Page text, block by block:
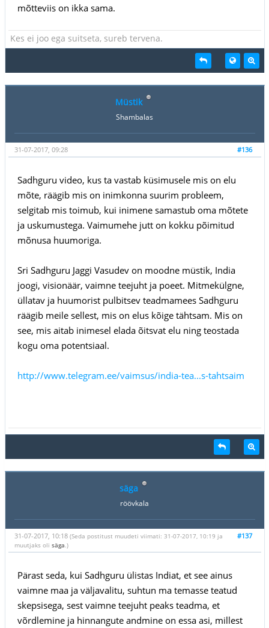
mõtteviis on ikka sama.
Kes ei joo ega suitseta, sureb tervena.
Müstik
Shambalas
#136
31-07-2017, 09:28
Sadhguru video, kus ta vastab küsimusele mis on elu
mõte, räägib mis on inimkonna suurim probleem,
selgitab mis toimub, kui inimene samastub oma mõtete
ja uskumustega. Vaimumehe jutt on kokku põimitud
mõnusa huumoriga.
Sri Sadhguru Jaggi Vasudev on moodne müstik, India
joogi, visionäär, vaimne teejuht ja poeet. Mitmekülgne,
üllatav ja huumorist pulbitsev teadmamees Sadhguru
räägib meile sellest, mis on elus kõige tähtsam. Mis on
see, mis aitab inimesel elada õitsvat elu ning teostada
kogu oma potentsiaal.
http://www.telegram.ee/vaimsus/india-tea...s-tahtsaim
säga
röövkala
#137
31-07-2017, 10:18 (Seda postitust muudeti viimati: 31-07-2017, 10:19 ja
muutjaks oli säga .)
Pärast seda, kui Sadhguru ülistas Indiat, et see ainus
vaimne maa ja väljavalitu, suhtun ma temasse teatud
skepsisega, sest vaimne teejuht peaks teadma, et
võrdlemine ja hinnangute andmine on essa asi, millest